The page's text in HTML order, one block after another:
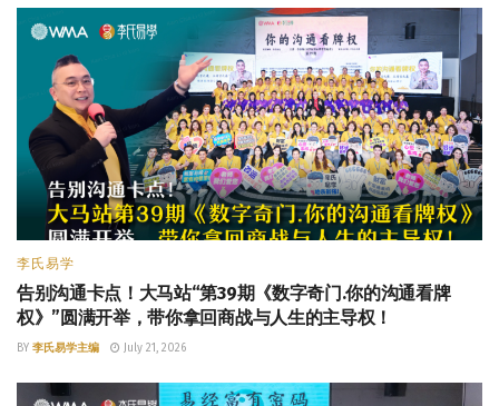
李氏易学
告别沟通卡点！大马站“第39期《数字奇门.你的沟通看牌
权》”圆满开举，带你拿回商战与人生的主导权！
BY 李氏易学主编 July 21, 2026